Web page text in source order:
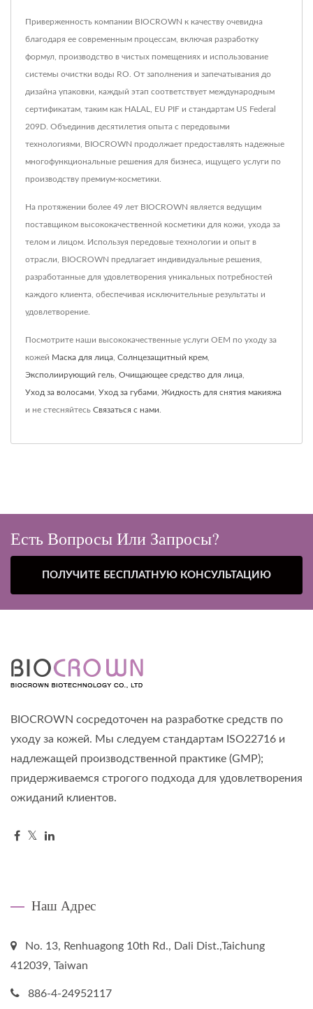
Приверженность компании BIOCROWN к качеству очевидна
благодаря ее современным процессам, включая разработку
формул, производство в чистых помещениях и использование
системы очистки воды RO. От заполнения и запечатывания до
дизайна упаковки, каждый этап соответствует международным
сертификатам, таким как HALAL, EU PIF и стандартам US Federal
209D. Объединив десятилетия опыта с передовыми
технологиями, BIOCROWN продолжает предоставлять надежные
многофункциональные решения для бизнеса, ищущего услуги по
производству премиум-косметики.
На протяжении более 49 лет BIOCROWN является ведущим
поставщиком высококачественной косметики для кожи, ухода за
телом и лицом. Используя передовые технологии и опыт в
отрасли, BIOCROWN предлагает индивидуальные решения,
разработанные для удовлетворения уникальных потребностей
каждого клиента, обеспечивая исключительные результаты и
удовлетворение.
Посмотрите наши высококачественные услуги OEM по уходу за
кожей Маска для лица, Солнцезащитный крем,
Эксполиирующий гель, Очищающее средство для лица,
Уход за волосами, Уход за губами, Жидкость для снятия макияжа
и не стесняйтесь Связаться с нами.
Есть Вопросы Или Запросы?
ПОЛУЧИТЕ БЕСПЛАТНУЮ КОНСУЛЬТАЦИЮ
BIOCROWN сосредоточен на разработке средств по
уходу за кожей. Мы следуем стандартам ISO22716 и
надлежащей производственной практике (GMP);
придерживаемся строгого подхода для удовлетворения
ожиданий клиентов.
Наш Адрес
No. 13, Renhuagong 10th Rd., Dali Dist.,Taichung
412039, Taiwan
886-4-24952117